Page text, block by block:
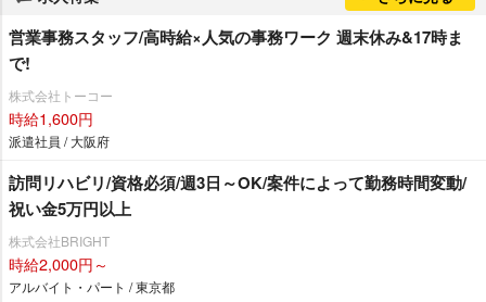
営業事務スタッフ/高時給×人気の事務ワーク 週末休み&17時ま
で!
株式会社トーコー
時給1,600円
派遣社員 / 大阪府
訪問リハビリ/資格必須/週3日～OK/案件によって勤務時間変動/
祝い金5万円以上
株式会社BRIGHT
時給2,000円～
アルバイト・パート / 東京都